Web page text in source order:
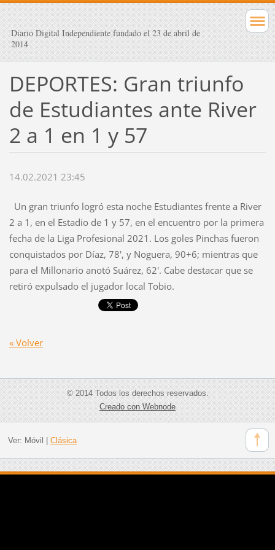
Diario Digital Independiente fundado el 23 de abril de
2014
DEPORTES: Gran triunfo
de Estudiantes ante River
2 a 1 en 1 y 57
14.02.2021 23:45
Un gran triunfo logró esta noche Estudiantes frente a River
2 a 1, en el Estadio de 1 y 57, en el encuentro por la primera
fecha de la Liga Profesional 2021. Los goles Pinchas fueron
conquistados por Díaz, 78', y Noguera, 90+6; mientras que
para el Millonario anotó Suárez, 62'. Cabe destacar que se
retiró expulsado el jugador local Tobio.
« Volver
© 2014 Todos los derechos reservados.
Creado con Webnode
Ver: Móvil Clásica